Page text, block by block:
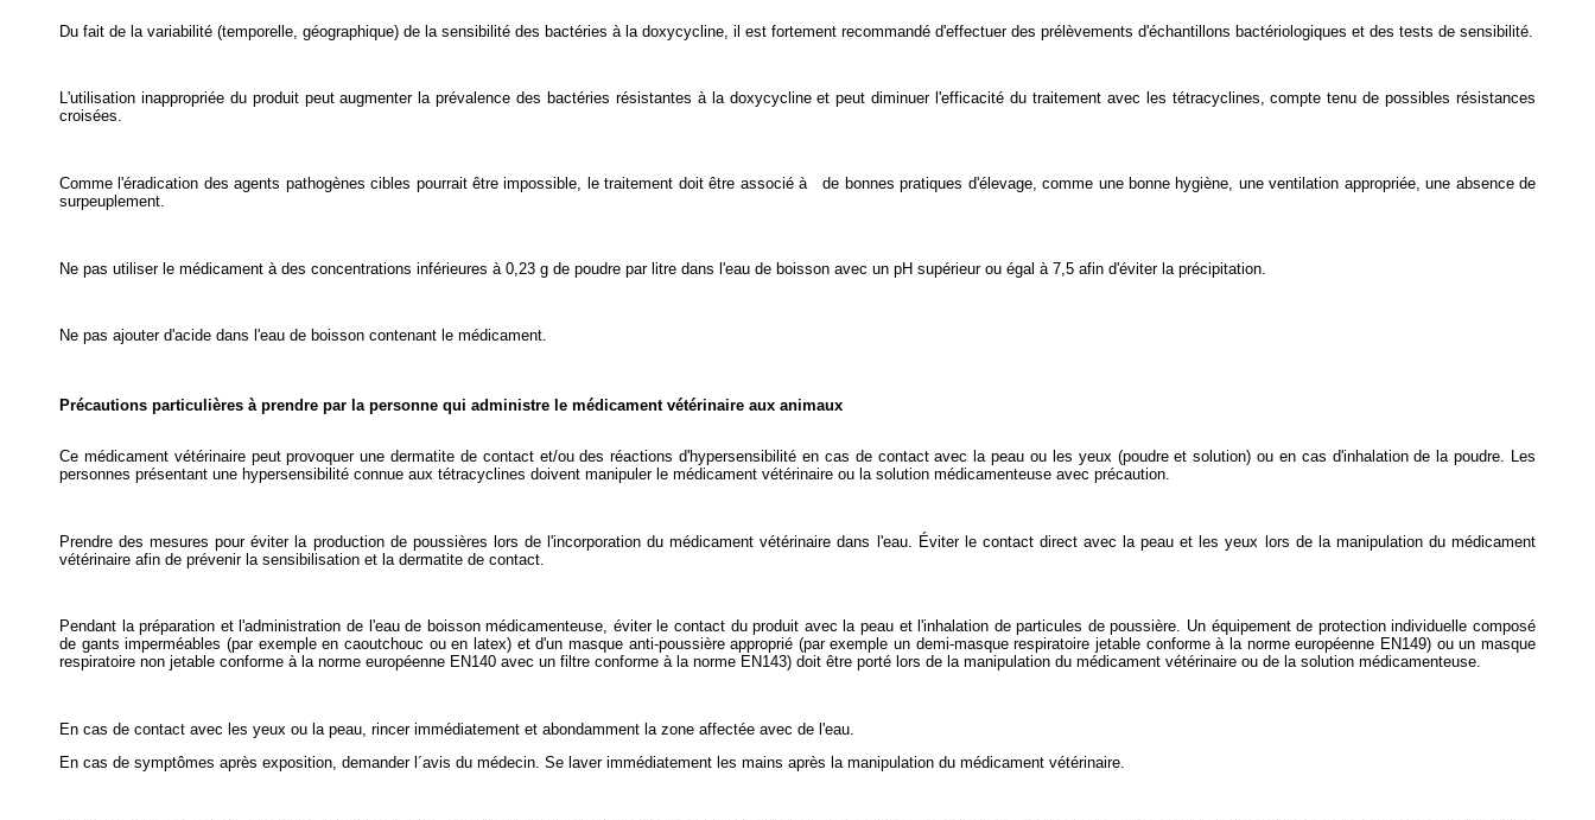
Du fait de la variabilité (temporelle, géographique) de la sensibilité des bactéries à la doxycycline, il est fortement recommandé d'effectuer des prélèvements d'échantillons bactériologiques et des tests de sensibilité.
L'utilisation inappropriée du produit peut augmenter la prévalence des bactéries résistantes à la doxycycline et peut diminuer l'efficacité du traitement avec les tétracyclines, compte tenu de possibles résistances
croisées.
Comme l'éradication des agents pathogènes cibles pourrait être impossible, le traitement doit être associé à de bonnes pratiques d'élevage, comme une bonne hygiène, une ventilation appropriée, une absence de
surpeuplement.
Ne pas utiliser le médicament à des concentrations inférieures à 0,23 g de poudre par litre dans l'eau de boisson avec un pH supérieur ou égal à 7,5 afin d'éviter la précipitation.
Ne pas ajouter d'acide dans l'eau de boisson contenant le médicament.
Précautions particulières à prendre par la personne qui administre le médicament vétérinaire aux animaux
Ce médicament vétérinaire peut provoquer une dermatite de contact et/ou des réactions d'hypersensibilité en cas de contact avec la peau ou les yeux (poudre et solution) ou en cas d'inhalation de la poudre. Les
personnes présentant une hypersensibilité connue aux tétracyclines doivent manipuler le médicament vétérinaire ou la solution médicamenteuse avec précaution.
Prendre des mesures pour éviter la production de poussières lors de l'incorporation du médicament vétérinaire dans l'eau. Éviter le contact direct avec la peau et les yeux lors de la manipulation du médicament
vétérinaire afin de prévenir la sensibilisation et la dermatite de contact.
Pendant la préparation et l'administration de l'eau de boisson médicamenteuse, éviter le contact du produit avec la peau et l'inhalation de particules de poussière. Un équipement de protection individuelle composé
de gants imperméables (par exemple en caoutchouc ou en latex) et d'un masque anti-poussière approprié (par exemple un demi-masque respiratoire jetable conforme à la norme européenne EN149) ou un masque
respiratoire non jetable conforme à la norme européenne EN140 avec un filtre conforme à la norme EN143) doit être porté lors de la manipulation du médicament vétérinaire ou de la solution médicamenteuse.
En cas de contact avec les yeux ou la peau, rincer immédiatement et abondamment la zone affectée avec de l'eau.
En cas de symptômes après exposition, demander l´avis du médecin. Se laver immédiatement les mains après la manipulation du médicament vétérinaire.